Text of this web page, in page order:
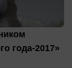
года-2017»